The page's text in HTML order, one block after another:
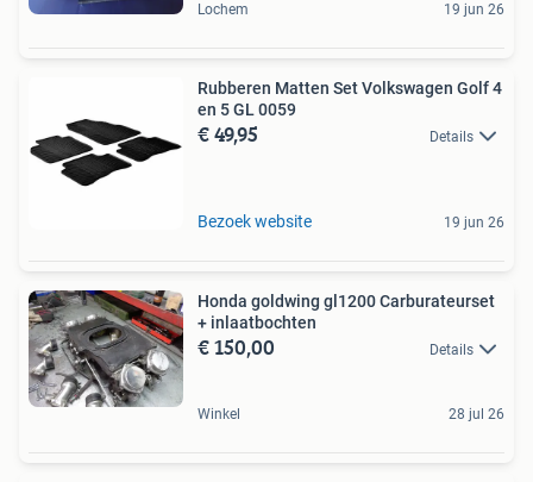
Lochem 19 jun 26
Rubberen Matten Set Volkswagen Golf 4
en 5 GL 0059
€ 49,95 Details
Bezoek website 19 jun 26
Honda goldwing gl1200 Carburateurset
+ inlaatbochten
€ 150,00 Details
Winkel 28 jul 26